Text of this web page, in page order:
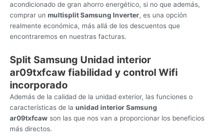
acondicionado de gran ahorro energético, si no que además,
comprar un multisplit Samsung Inverter, es una opción
realmente económica, más allá de los descuentos que
encontraremos en nuestras facturas.
Split Samsung Unidad interior
ar09txfcaw fiabilidad y control Wifi
incorporado
Además de la calidad de la unidad exterior, las funciones o
características de la unidad interior Samsung
ar09txfcaw son las que nos van a proporcionar los beneficios
más directos.